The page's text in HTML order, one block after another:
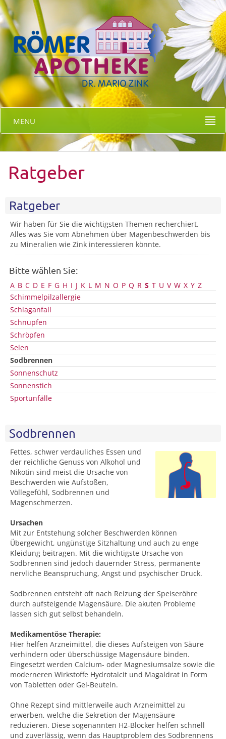
MENU
Ratgeber
Ratgeber
Wir haben für Sie die wichtigsten Themen recherchiert.
Alles was Sie vom Abnehmen über Magenbeschwerden bis
zu Mineralien wie Zink interessieren könnte.
Bitte wählen Sie:
A B C D E F G H I J K L M N O P Q R S T U V W X Y Z
Schimmelpilzallergie
Schlaganfall
Schnupfen
Schröpfen
Selen
Sodbrennen
Sonnenschutz
Sonnenstich
Sportunfälle
Sodbrennen
Fettes, schwer verdauliches Essen und
der reichliche Genuss von Alkohol und
Nikotin sind meist die Ursache von
Beschwerden wie Aufstoßen,
Völlegefühl, Sodbrennen und
Magenschmerzen.
Ursachen
Mit zur Entstehung solcher Beschwerden können
Übergewicht, ungünstige Sitzhaltung und auch zu enge
Kleidung beitragen. Mit die wichtigste Ursache von
Sodbrennen sind jedoch dauernder Stress, permanente
nervliche Beanspruchung, Angst und psychischer Druck.
Sodbrennen entsteht oft nach Reizung der Speiseröhre
durch aufsteigende Magensäure. Die akuten Probleme
lassen sich gut selbst behandeln.
Medikamentöse Therapie:
Hier helfen Arzneimittel, die dieses Aufsteigen von Säure
verhindern oder überschüssige Magensäure binden.
Eingesetzt werden Calcium- oder Magnesiumsalze sowie die
moderneren Wirkstoffe Hydrotalcit und Magaldrat in Form
von Tabletten oder Gel-Beuteln.
Ohne Rezept sind mittlerweile auch Arzneimittel zu
erwerben, welche die Sekretion der Magensäure
reduzieren. Diese sogenannten H2-Blocker helfen schnell
und zuverlässig, wenn das Hauptproblem des Sodbrennens